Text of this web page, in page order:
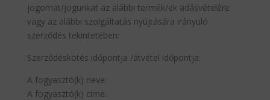
jogomat/jogunkat az alábbi termék/ek adásvételére
vagy az alábbi szolgáltatás nyújtására irányuló
szerződés tekintetében:
Szerződéskötés időpontja /átvétel időpontja:
A fogyasztó(k) neve:
A fogyasztó(k) címe: